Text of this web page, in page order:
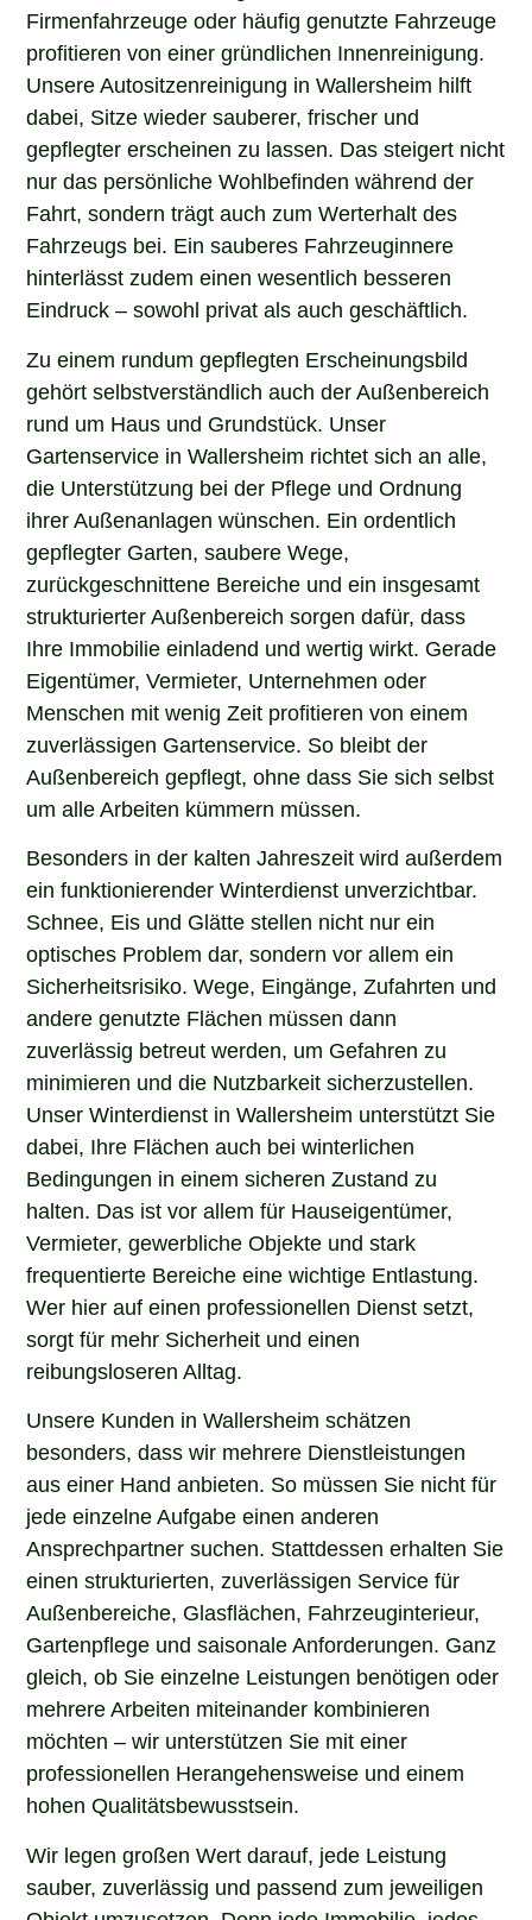
Firmenfahrzeuge oder häufig genutzte Fahrzeuge
profitieren von einer gründlichen Innenreinigung.
Unsere Autositzenreinigung in Wallersheim hilft
dabei, Sitze wieder sauberer, frischer und
gepflegter erscheinen zu lassen. Das steigert nicht
nur das persönliche Wohlbefinden während der
Fahrt, sondern trägt auch zum Werterhalt des
Fahrzeugs bei. Ein sauberes Fahrzeuginnere
hinterlässt zudem einen wesentlich besseren
Eindruck – sowohl privat als auch geschäftlich.
Zu einem rundum gepflegten Erscheinungsbild
gehört selbstverständlich auch der Außenbereich
rund um Haus und Grundstück. Unser
Gartenservice in Wallersheim richtet sich an alle,
die Unterstützung bei der Pflege und Ordnung
ihrer Außenanlagen wünschen. Ein ordentlich
gepflegter Garten, saubere Wege,
zurückgeschnittene Bereiche und ein insgesamt
strukturierter Außenbereich sorgen dafür, dass
Ihre Immobilie einladend und wertig wirkt. Gerade
Eigentümer, Vermieter, Unternehmen oder
Menschen mit wenig Zeit profitieren von einem
zuverlässigen Gartenservice. So bleibt der
Außenbereich gepflegt, ohne dass Sie sich selbst
um alle Arbeiten kümmern müssen.
Besonders in der kalten Jahreszeit wird außerdem
ein funktionierender Winterdienst unverzichtbar.
Schnee, Eis und Glätte stellen nicht nur ein
optisches Problem dar, sondern vor allem ein
Sicherheitsrisiko. Wege, Eingänge, Zufahrten und
andere genutzte Flächen müssen dann
zuverlässig betreut werden, um Gefahren zu
minimieren und die Nutzbarkeit sicherzustellen.
Unser Winterdienst in Wallersheim unterstützt Sie
dabei, Ihre Flächen auch bei winterlichen
Bedingungen in einem sicheren Zustand zu
halten. Das ist vor allem für Hauseigentümer,
Vermieter, gewerbliche Objekte und stark
frequentierte Bereiche eine wichtige Entlastung.
Wer hier auf einen professionellen Dienst setzt,
sorgt für mehr Sicherheit und einen
reibungsloseren Alltag.
Unsere Kunden in Wallersheim schätzen
besonders, dass wir mehrere Dienstleistungen
aus einer Hand anbieten. So müssen Sie nicht für
jede einzelne Aufgabe einen anderen
Ansprechpartner suchen. Stattdessen erhalten Sie
einen strukturierten, zuverlässigen Service für
Außenbereiche, Glasflächen, Fahrzeuginterieur,
Gartenpflege und saisonale Anforderungen. Ganz
gleich, ob Sie einzelne Leistungen benötigen oder
mehrere Arbeiten miteinander kombinieren
möchten – wir unterstützen Sie mit einer
professionellen Herangehensweise und einem
hohen Qualitätsbewusstsein.
Wir legen großen Wert darauf, jede Leistung
sauber, zuverlässig und passend zum jeweiligen